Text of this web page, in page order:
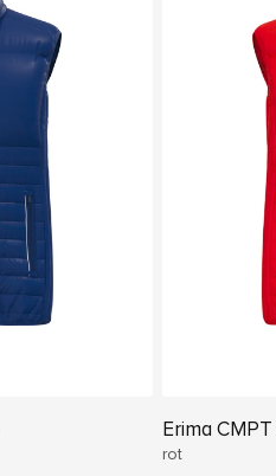
Erima
rot